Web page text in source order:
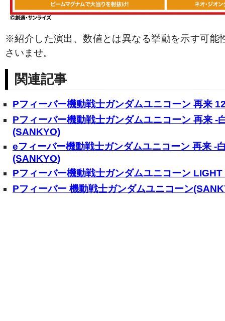
※紹介した演出、数値とは異なる挙動を示す可能
さいませ。
関連記事
Pフィーバー機動戦士ガンダムユニコーン 再来
Pフィーバー機動戦士ガンダムユニコーン 再来 -
(SANKYO)
eフィーバー機動戦士ガンダムユニコーン 再来 -
(SANKYO)
Pフィーバー機動戦士ガンダムユニコーン
Pフィーバー 機動戦士ガンダムユニコーン